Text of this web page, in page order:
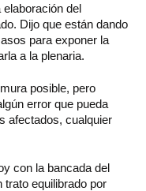
elaboración del
Dijo que están dando
para exponer la
a la plenaria.
posible, pero
error que pueda
afectados, cualquier
con la bancada del
trato equilibrado por